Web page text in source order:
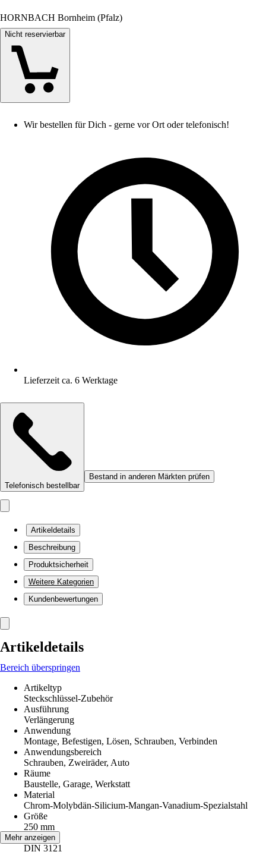
HORNBACH Bornheim (Pfalz)
Nicht reservierbar
Wir bestellen für Dich - gerne vor Ort oder telefonisch!
Lieferzeit ca. 6 Werktage
Telefonisch bestellbar
Bestand in anderen Märkten prüfen
Artikeldetails
Beschreibung
Produktsicherheit
Weitere Kategorien
Kundenbewertungen
Artikeldetails
Bereich überspringen
Artikeltyp
Steckschlüssel-Zubehör
Ausführung
Verlängerung
Anwendung
Montage, Befestigen, Lösen, Schrauben, Verbinden
Anwendungsbereich
Schrauben, Zweiräder, Auto
Räume
Baustelle, Garage, Werkstatt
Material
Chrom-Molybdän-Silicium-Mangan-Vanadium-Spezialstahl
Größe
250 mm
Norm
DIN 3121
Mehr anzeigen